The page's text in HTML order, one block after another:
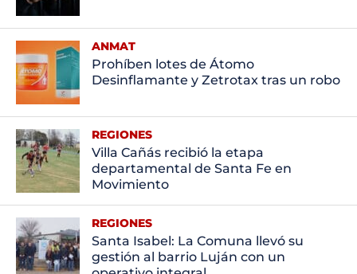
ANMAT
Prohíben lotes de Átomo
Desinflamante y Zetrotax tras un robo
REGIONES
Villa Cañás recibió la etapa
departamental de Santa Fe en
Movimiento
REGIONES
Santa Isabel: La Comuna llevó su
gestión al barrio Luján con un